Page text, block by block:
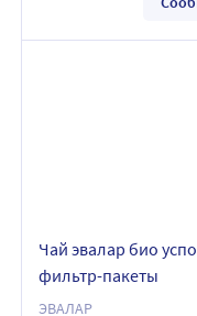
Чай эвалар био
фильтр-пакеты
ЭВАЛАР